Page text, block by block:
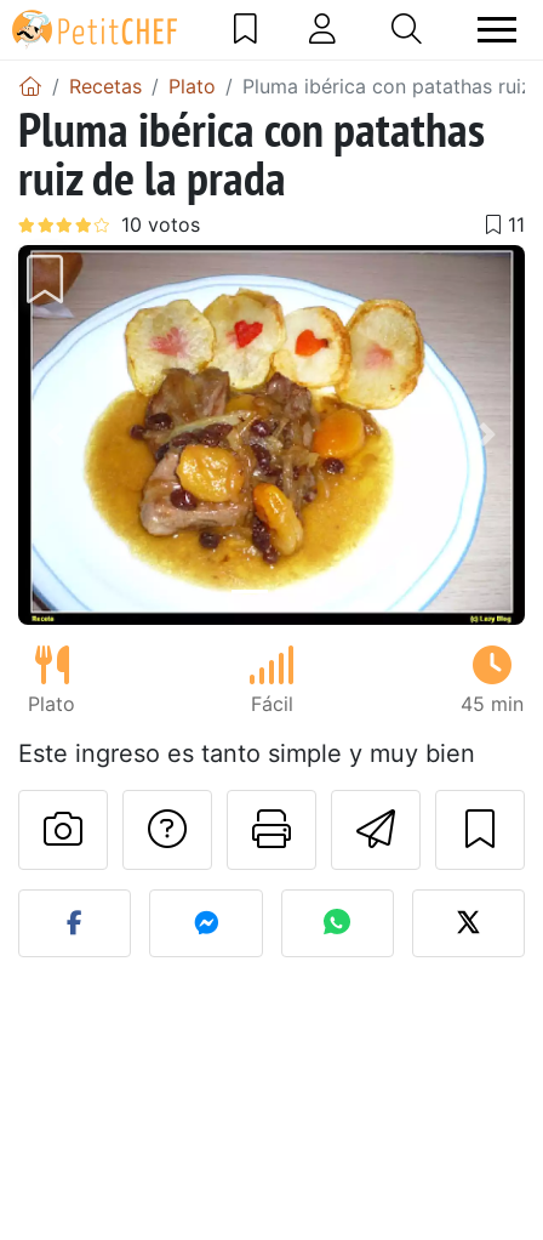
Recetas Plato Pluma ibérica con patathas ruiz
Pluma ibérica con patathas
ruiz de la prada
Anterior
Plato Fácil 45 min
Este ingreso es tanto simple y muy bien
Imprimir
Preguntar al autor
Publicar la foto de esta